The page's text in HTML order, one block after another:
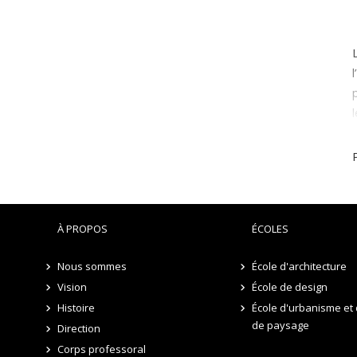
À PROPOS
Nous sommes
Vision
Histoire
Direction
Corps professoral
ÉCOLES
École d'architecture
École de design
École d'urbanisme
de paysage